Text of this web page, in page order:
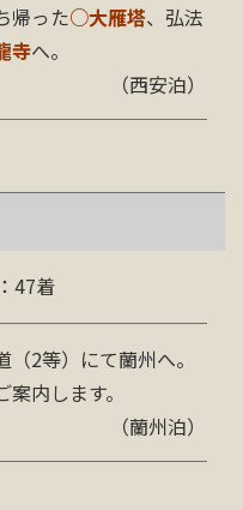
帰った○大雁塔、弘法
寺へ。
（西安泊）
47着
2等）にて蘭州へ。
案内します。
（蘭州泊）